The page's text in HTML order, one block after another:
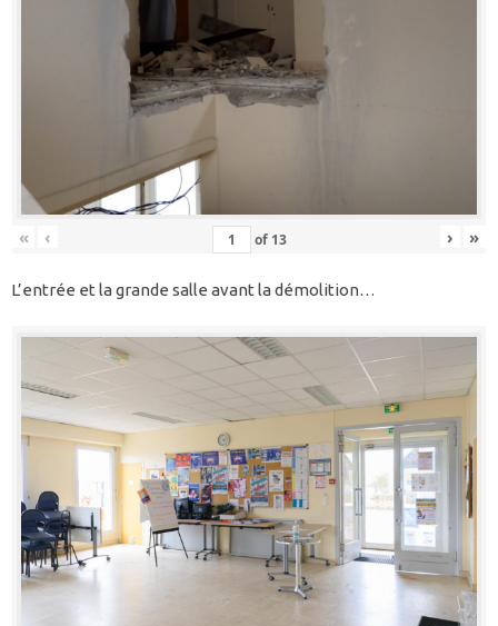
« ‹ of 13 › »
L’entrée et la grande salle avant la démolition…